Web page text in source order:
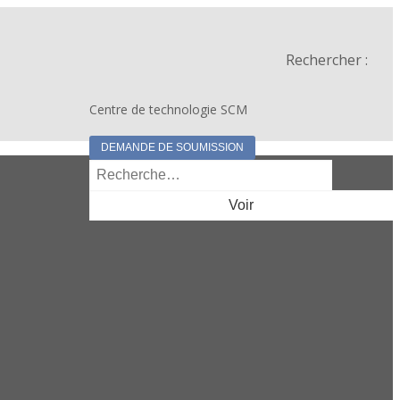
Centre de technologie SCM
DEMANDE DE SOUMISSION
Rechercher :